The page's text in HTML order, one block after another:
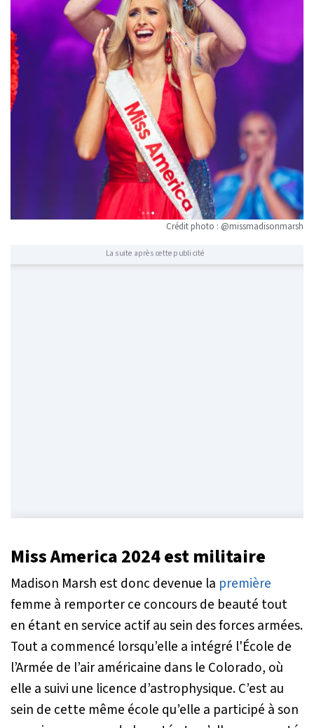
Crédit photo : @missmadisonmarsh
La suite après cette publicité
Miss America 2024 est militaire
Madison Marsh est donc devenue la première
femme à remporter ce concours de beauté tout
en étant en service actif au sein des forces armées.
Tout a commencé lorsqu’elle a intégré l'École de
l’Armée de l’air américaine dans le Colorado, où
elle a suivi une licence d’astrophysique. C’est au
sein de cette même école qu’elle a participé à son